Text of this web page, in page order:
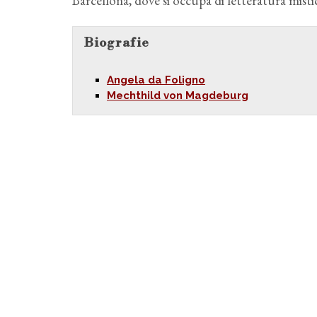
Biografie
Angela da Foligno
Mechthild von Magdeburg